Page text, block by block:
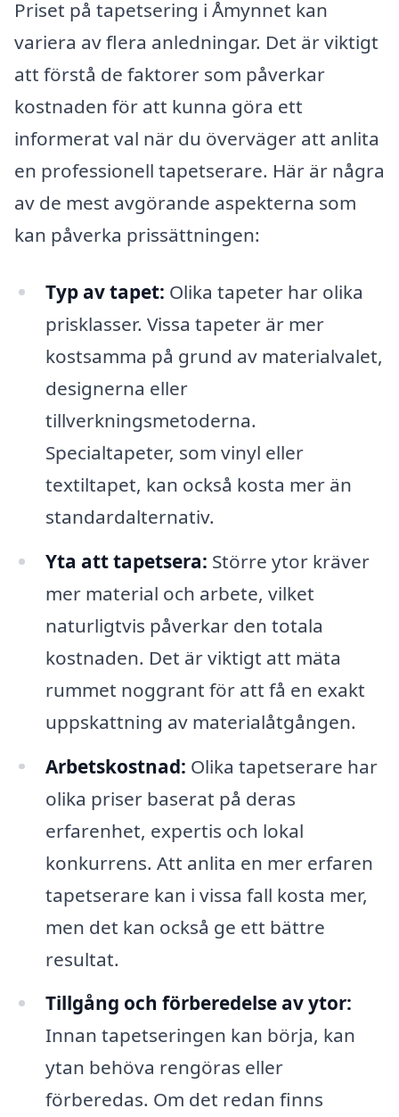
Priset på tapetsering i Åmynnet kan
variera av flera anledningar. Det är viktigt
att förstå de faktorer som påverkar
kostnaden för att kunna göra ett
informerat val när du överväger att anlita
en professionell tapetserare. Här är några
av de mest avgörande aspekterna som
kan påverka prissättningen:
Typ av tapet: Olika tapeter har olika
prisklasser. Vissa tapeter är mer
kostsamma på grund av materialvalet,
designerna eller
tillverkningsmetoderna.
Specialtapeter, som vinyl eller
textiltapet, kan också kosta mer än
standardalternativ.
Yta att tapetsera: Större ytor kräver
mer material och arbete, vilket
naturligtvis påverkar den totala
kostnaden. Det är viktigt att mäta
rummet noggrant för att få en exakt
uppskattning av materialåtgången.
Arbetskostnad: Olika tapetserare har
olika priser baserat på deras
erfarenhet, expertis och lokal
konkurrens. Att anlita en mer erfaren
tapetserare kan i vissa fall kosta mer,
men det kan också ge ett bättre
resultat.
Tillgång och förberedelse av ytor:
Innan tapetseringen kan börja, kan
ytan behöva rengöras eller
förberedas. Om det redan finns